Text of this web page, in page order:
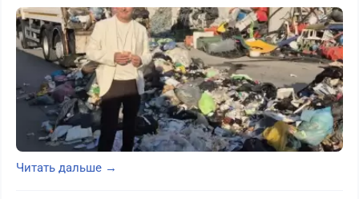
Читать дальше →